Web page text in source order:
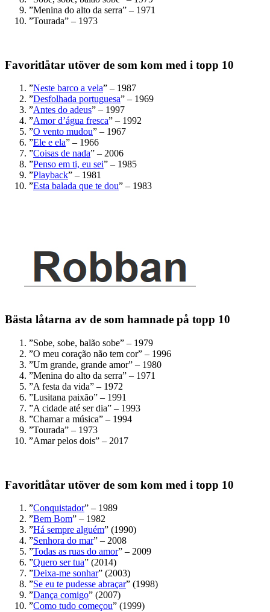
”Menina do alto da serra” – 1971
”Tourada” – 1973
Favoritlåtar utöver de som kom med i topp 10
”Neste barco a vela” – 1987
”Desfolhada portuguesa” – 1969
”Antes do adeus” – 1997
”Amor d’água fresca” – 1992
”O vento mudou” – 1967
”Ele e ela” – 1966
”Coisas de nada” – 2006
”Penso em ti, eu sei” – 1985
”Playback” – 1981
”Esta balada que te dou” – 1983
Bästa låtarna av de som hamnade på topp 10
”Sobe, sobe, balão sobe” – 1979
”O meu coração não tem cor” – 1996
”Um grande, grande amor” – 1980
”Menina do alto da serra” – 1971
”A festa da vida” – 1972
”Lusitana paixão” – 1991
”A cidade até ser dia” – 1993
”Chamar a música” – 1994
”Tourada” – 1973
”Amar pelos dois” – 2017
Favoritlåtar utöver de som kom med i topp 10
”Conquistador” – 1989
”Bem Bom” – 1982
”Há sempre alguém” (1990)
”Senhora do mar” – 2008
”Todas as ruas do amor” – 2009
”Quero ser tua” (2014)
”Deixa-me sonhar” (2003)
”Se eu te pudesse abraçar” (1998)
”Dança comigo” (2007)
”Como tudo começou” (1999)